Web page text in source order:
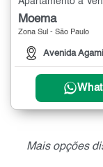
Moema
Zona Sul - São Paulo
Avenida Agami
Mais opções